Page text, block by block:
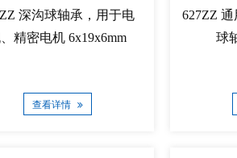
深沟球轴承，用于电
精密电机 6x19x6mm
查看详情
627ZZ
球